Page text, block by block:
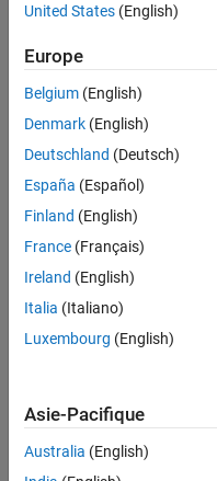
United States (English)
Europe
Belgium (English)
Denmark (English)
Deutschland (Deutsch)
España (Español)
Finland (English)
France (Français)
Ireland (English)
Italia (Italiano)
Luxembourg (English)
Asie-Pacifique
Australia (English)
Lutte anti-piratage
© 1994-2026 The